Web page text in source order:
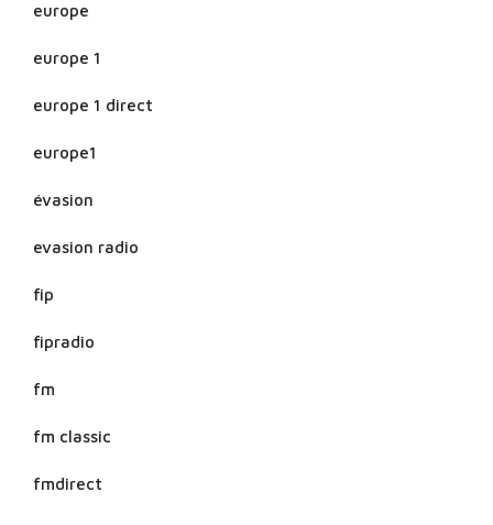
europe
europe 1
europe 1 direct
europe1
évasion
evasion radio
fip
fipradio
fm
fm classic
fmdirect